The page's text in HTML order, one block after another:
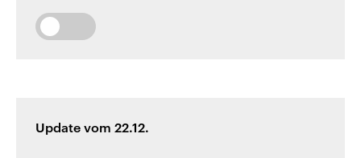
Update vom 22.12.